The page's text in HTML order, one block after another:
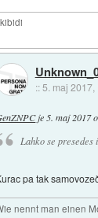
:: 5. maj 2017,
je 5. maj 2017
Lahko se presedes
pa tak
nennt man einen